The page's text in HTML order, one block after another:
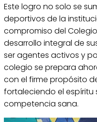
Este logro no solo se
deportivos de la
compromiso del
desarrollo integral de
ser agentes activos y
colegio se prepara
con el firme propósito
fortaleciendo el espíritu
competencia sana.